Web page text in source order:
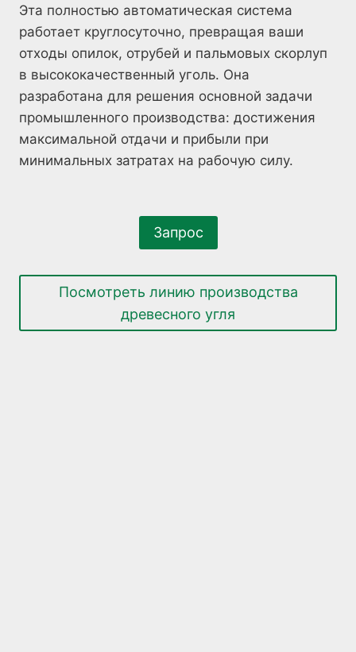
Эта полностью автоматическая система
работает круглосуточно, превращая ваши
отходы опилок, отрубей и пальмовых скорлуп
в высококачественный уголь. Она
разработана для решения основной задачи
промышленного производства: достижения
максимальной отдачи и прибыли при
минимальных затратах на рабочую силу.
Запрос
Посмотреть линию производства
древесного угля